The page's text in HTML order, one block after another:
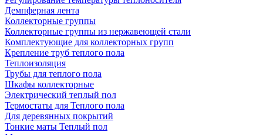
Демпферная лента
Коллекторные группы
Коллекторные группы из нержавеющей стали
Комплектующие для коллекторных групп
Крепление труб теплого пола
Теплоизоляция
Трубы для теплого пола
Шкафы коллекторные
Электрический теплый пол
Термостаты для Теплого пола
Для деревянных покрытий
Тонкие маты Теплый пол